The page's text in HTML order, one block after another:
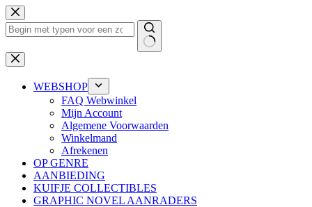
Ga
naar
de
Geen
resultaten
WEBSHOP
FAQ Webwinkel
Mijn Account
Algemene Voorwaarden
Winkelmand
Afrekenen
OP GENRE
AANBIEDING
KUIFJE COLLECTIBLES
GRAPHIC NOVEL AANRADERS